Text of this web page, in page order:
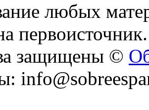
любых
первоисточник.
защищены ©